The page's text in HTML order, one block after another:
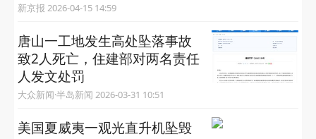
新京报 2026-04-15 14:59
唐山一工地发生高处坠落事故
致2人死亡，住建部对两名责任
人发文处罚
大众新闻·半岛新闻 2026-03-31 10:51
美国夏威夷一观光直升机坠毁